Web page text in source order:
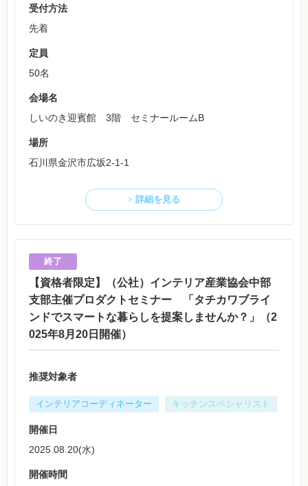
受付方法
先着
定員
50名
会場名
しいのき迎賓館 3階 セミナールームB
場所
石川県金沢市広坂2-1-1
詳細を見る
【資格者限定】（公社）インテリア産業協会中部
支部主催プロダクトセミナー 「タチカワブライ
ンドでスマートな暮らしを提案しませんか？」（2
025年8月20日開催）
推奨対象者
インテリアコーディネーター キッチンスペシャリスト
開催日
2025.08.20(水)
開催時間